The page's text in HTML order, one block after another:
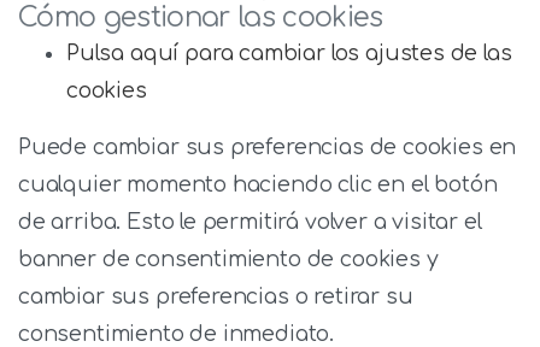
Cómo gestionar las cookies
Pulsa aquí para cambiar los ajustes de las
cookies
Puede cambiar sus preferencias de cookies en
cualquier momento haciendo clic en el botón
de arriba. Esto le permitirá volver a visitar el
banner de consentimiento de cookies y
cambiar sus preferencias o retirar su
consentimiento de inmediato.